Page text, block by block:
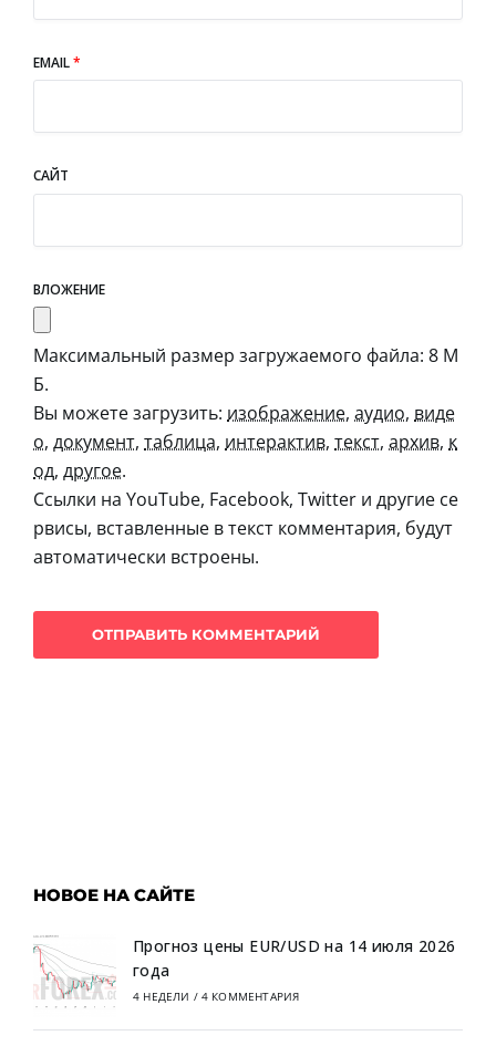
EMAIL*
САЙТ
ВЛОЖЕНИЕ
Максимальный размер загружаемого файла: 8 М
Б.
Вы можете загрузить: изображение, аудио, виде
о, документ, таблица, интерактив, текст, архив, к
од, другое.
Ссылки на YouTube, Facebook, Twitter и другие се
рвисы, вставленные в текст комментария, будут
автоматически встроены.
НОВОЕ НА САЙТЕ
Прогноз цены EUR/USD на 14 июля 2026
года
4 НЕДЕЛИ / 4 КОММЕНТАРИЯ